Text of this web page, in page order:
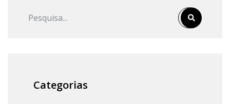
Categorias